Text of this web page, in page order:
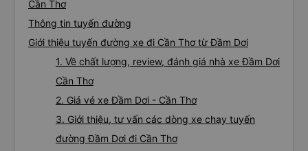
Cần Thơ
Thông tin tuyến đường
Giới thiệu tuyến đường xe đi Cần Thơ từ Đầm Dơi
1. Về chất lượng, review, đánh giá nhà xe Đầm Dơi
Cần Thơ
2. Giá vé xe Đầm Dơi - Cần Thơ
3. Giới thiệu, tư vấn các dòng xe chạy tuyến
đường Đầm Dơi đi Cần Thơ